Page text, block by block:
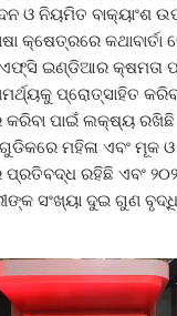
ଓ ନିୟମିତ ବାକ୍ୟାଂଶ
କ୍ଷେତ୍ରରେ
ଇଣ୍ଡିଆର କ୍ଷମତା
ପ୍ରୋତ୍ସାହିତ
ପାଇଁ ଲକ୍ଷ୍ୟ ରଖିଛି
ମହିଳା ଏବଂ ମୂକ
ରହିଛି ଏବଂ
ସଂଖ୍ୟା ଦୁଇ ଗୁଣ